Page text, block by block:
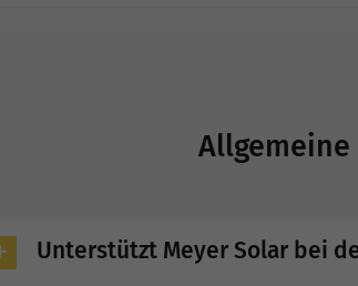
Allgemeine
Unterstützt Meyer Solar bei